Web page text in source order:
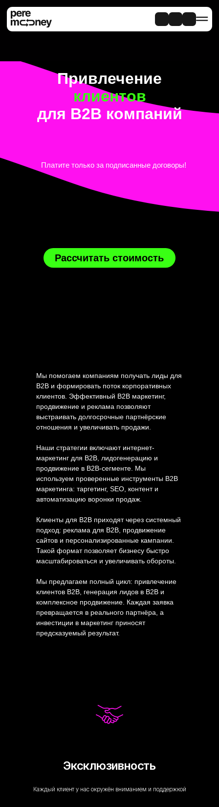
Платите только за подписанные договоры!
Привлечение
клиентов
для B2B компаний
Рассчитать стоимость
Мы помогаем компаниям получать лиды для
B2B и формировать поток корпоративных
клиентов. Эффективный B2B маркетинг,
продвижение и реклама позволяют
выстраивать долгосрочные партнёрские
отношения и увеличивать продажи.
Наши стратегии включают интернет-
маркетинг для B2B, лидогенерацию и
продвижение в B2B-сегменте. Мы
используем проверенные инструменты B2B
маркетинга: таргетинг, SEO, контент и
автоматизацию воронки продаж.
Клиенты для B2B приходят через системный
подход: реклама для B2B, продвижение
сайтов и персонализированные кампании.
Такой формат позволяет бизнесу быстро
масштабироваться и увеличивать обороты.
Мы предлагаем полный цикл: привлечение
клиентов B2B, генерация лидов в B2B и
комплексное продвижение. Каждая заявка
превращается в реального партнёра, а
инвестиции в маркетинг приносят
предсказуемый результат.
Эксклюзивность
Каждый клиент у нас окружён вниманием и поддержкой